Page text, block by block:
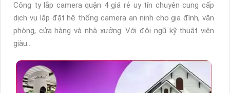
Công ty lắp camera quận 4 giá rẻ uy tín chuyên cung cấp
dịch vụ lắp đặt hệ thống camera an ninh cho gia đình, văn
phòng, cửa hàng và nhà xưởng. Với đội ngũ kỹ thuật viên
giàu...